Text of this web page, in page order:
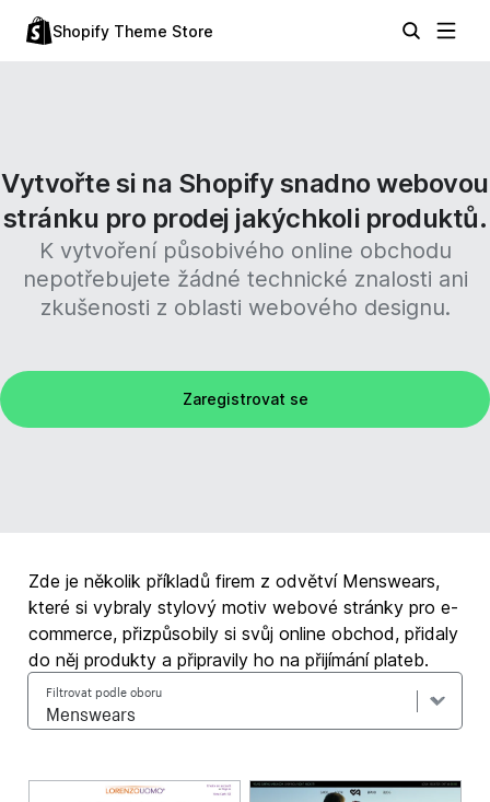
Shopify Theme Store
Vytvořte si na Shopify snadno webovou
stránku pro prodej jakýchkoli produktů.
K vytvoření působivého online obchodu
nepotřebujete žádné technické znalosti ani
zkušenosti z oblasti webového designu.
Zaregistrovat se
Zde je několik příkladů firem z odvětví Menswears,
které si vybraly stylový motiv webové stránky pro e-
commerce, přizpůsobily si svůj online obchod, přidaly
do něj produkty a připravily ho na přijímání plateb.
Filtrovat podle oboru